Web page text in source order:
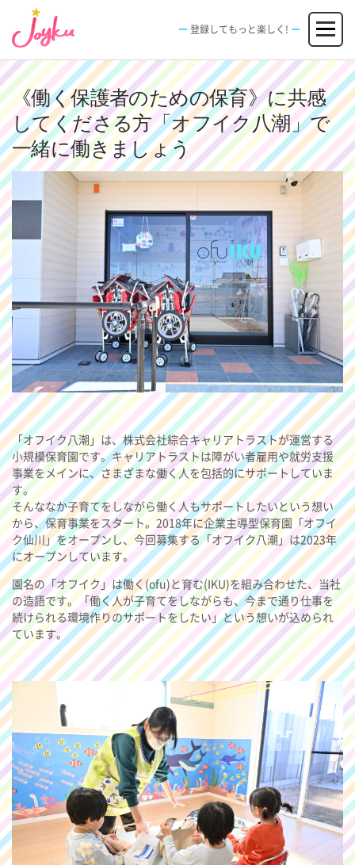
ン
ツ
へ
ス
キ
ッ
プ
メニュー
JOBS
求人情報
FACILITIES
施設
SPECIAL
エンタメ特典
EVENT
イベント
新規登録 ログイン
登録してもっと楽しく!
《働く保護者のための保育》に共感
してくださる方「オフイク八潮」で
一緒に働きましょう
「オフイク八潮」は、株式会社綜合キャリアトラストが運営する
小規模保育園です。キャリアトラストは障がい者雇用や就労支援
事業をメインに、さまざまな働く人を包括的にサポートしていま
す。
そんななか子育てをしながら働く人もサポートしたいという想い
から、保育事業をスタート。2018年に企業主導型保育園「オフイ
ク仙川」をオープンし、今回募集する「オフイク八潮」は2023年
にオープンしています。
園名の「オフイク」は働く(ofu)と育む(IKU)を組み合わせた、当社
の造語です。「働く人が子育てをしながらも、今まで通り仕事を
続けられる環境作りのサポートをしたい」という想いが込められ
ています。